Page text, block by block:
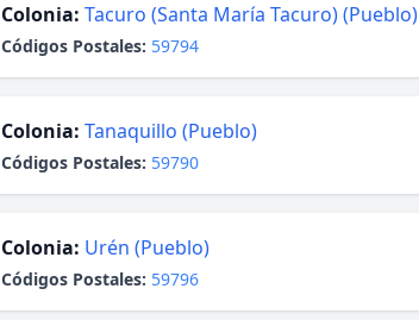
Colonia: Tacuro (Santa María Tacuro) (Pueblo)
Códigos Postales: 59794
Colonia: Tanaquillo (Pueblo)
Códigos Postales: 59790
Colonia: Urén (Pueblo)
Códigos Postales: 59796